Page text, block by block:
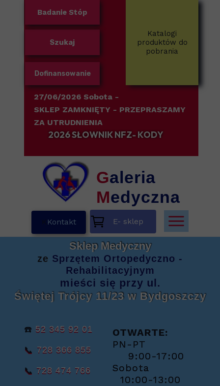
Kontakt
27/06/2026 Sobota -
SKLEP ZAMKNIĘTY - PRZEPRASZAMY
ZA UTRUDNIENIA
☎️ 52 345 92 01
📞 728 366 855
📞 728 474 766
OTWARTE:
PN-PT
9:00-17:00
Sobota
10:00-13:00
Galeria
Medyczna
Sklep Medyczny
ze Sprzętem Ortopedyczno -
Rehabilitacyjnym
mieści się przy ul.
Świętej Trójcy 11/23 w Bydgoszczy
E- sklep
Katalogi
produktów do
pobrania
2026 SŁOWNIK NFZ- KODY
Badanie Stóp
Szukaj
Dofinansowanie